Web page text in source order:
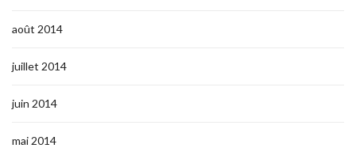
août 2014
juillet 2014
juin 2014
mai 2014